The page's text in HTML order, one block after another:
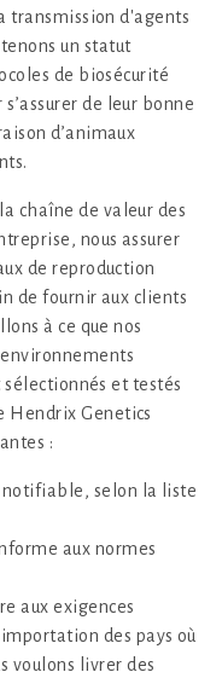
transmission d'agents
un statut
de biosécurité
de leur bonne
d’animaux
chaîne de valeur des
nous assurer
de reproduction
de fournir aux clients
à ce que nos
et testés
Hendrix Genetics
:
selon la liste
aux normes
aux exigences
des pays où
voulons livrer des